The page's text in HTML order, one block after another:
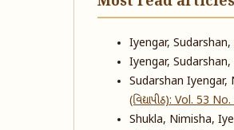
Iyengar, Sudarshan,
Iyengar,
Sudarshan Iyengar,
(વિદ્યાપીઠ): Vol. 53
Shukla, Nimisha,